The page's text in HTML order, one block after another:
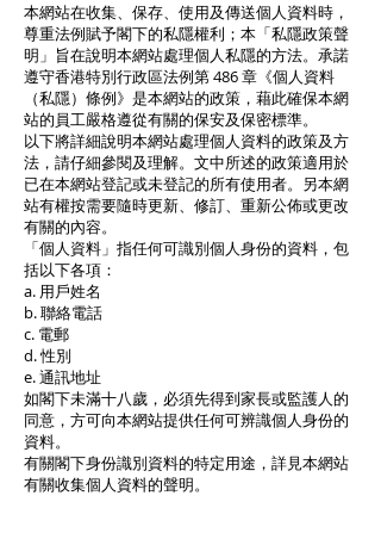
本網站在收集、保存、使用及傳送個人資料時，
尊重法例賦予閣下的私隱權利；本「私隱政策聲
明」旨在說明本網站處理個人私隱的方法。承諾
遵守香港特別行政區法例第 486 章《個人資料
（私隱）條例》是本網站的政策，藉此確保本網
站的員工嚴格遵從有關的保安及保密標準。
以下將詳細說明本網站處理個人資料的政策及方
法，請仔細參閱及理解。文中所述的政策適用於
已在本網站登記或未登記的所有使用者。另本網
站有權按需要隨時更新、修訂、重新公佈或更改
有關的內容。
「個人資料」指任何可識別個人身份的資料，包
括以下各項：
a. 用戶姓名
b. 聯絡電話
c. 電郵
d. 性別
e. 通訊地址
如閣下未滿十八歲，必須先得到家長或監護人的
同意，方可向本網站提供任何可辨識個人身份的
資料。
有關閣下身份識別資料的特定用途，詳見本網站
有關收集個人資料的聲明。